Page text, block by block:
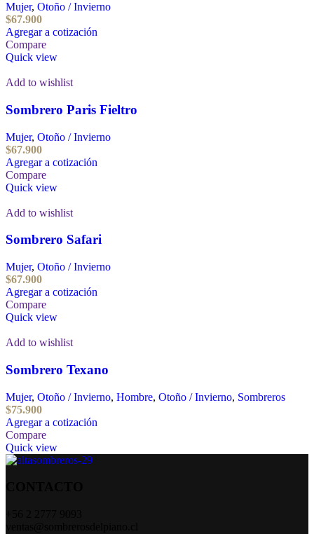
Mujer, Otoño / Invierno
$67.900
Agregar a cotización
Compare
Quick view
Add to wishlist
Sombrero Paris Fieltro
Mujer, Otoño / Invierno
$67.900
Agregar a cotización
Compare
Quick view
Add to wishlist
Sombrero Safari
Mujer, Otoño / Invierno
$67.900
Agregar a cotización
Compare
Quick view
Add to wishlist
Sombrero Texano
Mujer, Otoño / Invierno, Hombre, Otoño / Invierno, Sombreros
$75.900
Agregar a cotización
Compare
Quick view